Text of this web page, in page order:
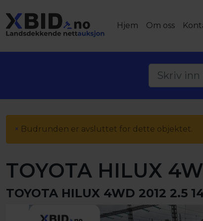
Hjem Om oss
× Budrunden er avsluttet for dette objektet.
TOYOTA HILUX
TOYOTA HILUX 4WD 2012 2.5